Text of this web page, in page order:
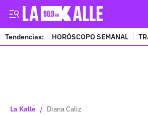
Tendencias: HORÓSCOPO SEMANAL
La Kalle / Diana Caliz